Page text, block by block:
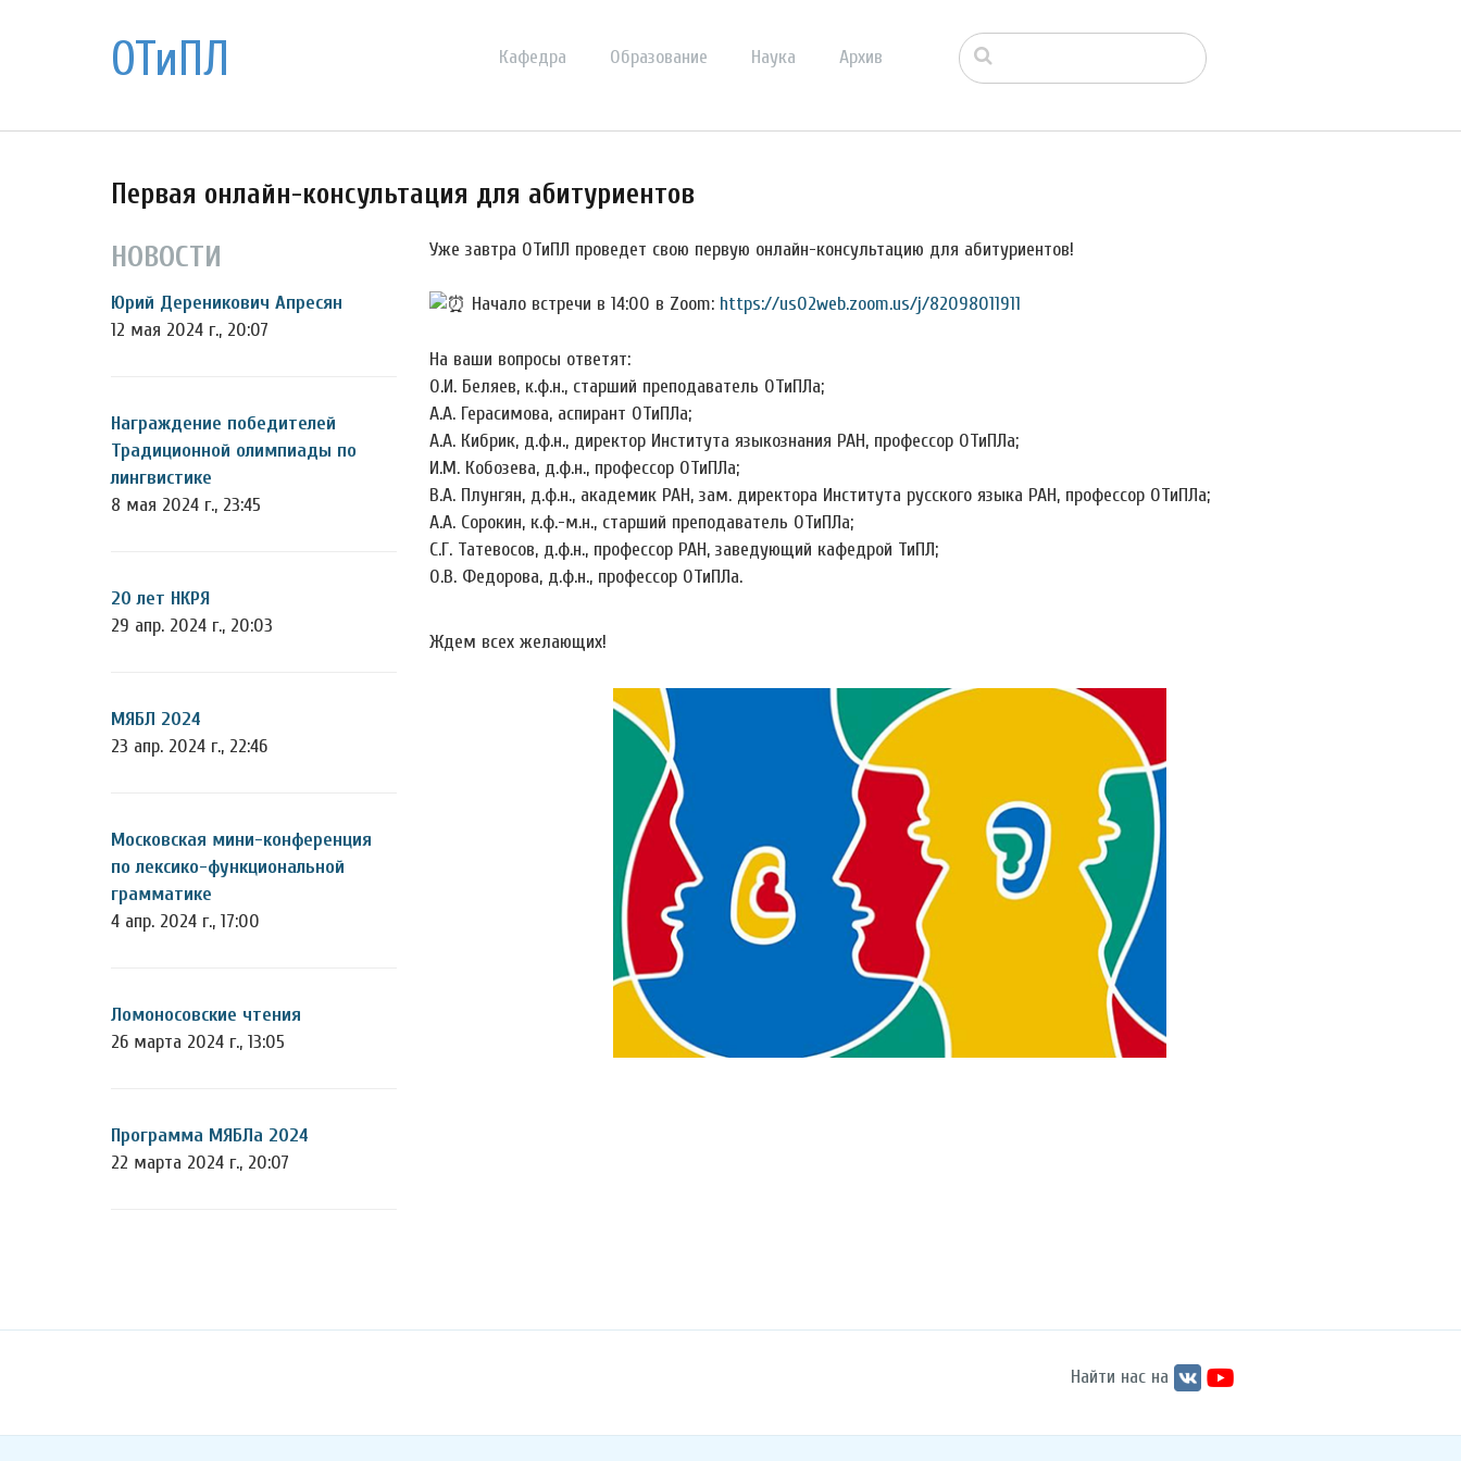
ОТиПЛ Кафедра Образование Наука Архив
Первая онлайн-консультация для абитуриентов
НОВОСТИ
Юрий Дереникович Апресян
12 мая 2024 г., 20:07
Награждение победителей
Традиционной олимпиады по
лингвистике
8 мая 2024 г., 23:45
20 лет НКРЯ
29 апр. 2024 г., 20:03
МЯБЛ 2024
23 апр. 2024 г., 22:46
Московская мини-конференция
по лексико-функциональной
грамматике
4 апр. 2024 г., 17:00
Ломоносовские чтения
26 марта 2024 г., 13:05
Программа МЯБЛа 2024
22 марта 2024 г., 20:07
Уже завтра ОТиПЛ проведет свою первую онлайн-консультацию для абитуриентов!
Начало встречи в 14:00 в Zoom: https://us02web.zoom.us/j/82098011911
На ваши вопросы ответят:
О.И. Беляев, к.ф.н., старший преподаватель ОТиПЛа;
А.А. Герасимова, аспирант ОТиПЛа;
А.А. Кибрик, д.ф.н., директор Института языкознания РАН, профессор ОТиПЛа;
И.М. Кобозева, д.ф.н., профессор ОТиПЛа;
В.А. Плунгян, д.ф.н., академик РАН, зам. директора Института русского языка РАН, профессор ОТиПЛа;
А.А. Сорокин, к.ф.-м.н., старший преподаватель ОТиПЛа;
С.Г. Татевосов, д.ф.н., профессор РАН, заведующий кафедрой ТиПЛ;
О.В. Федорова, д.ф.н., профессор ОТиПЛа.
Ждем всех желающих!
Найти нас на